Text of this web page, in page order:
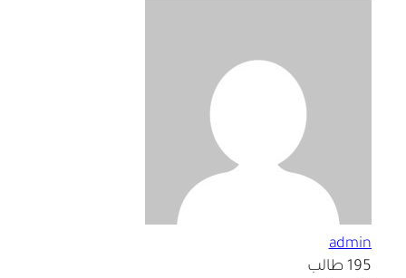
admin
195 طالب